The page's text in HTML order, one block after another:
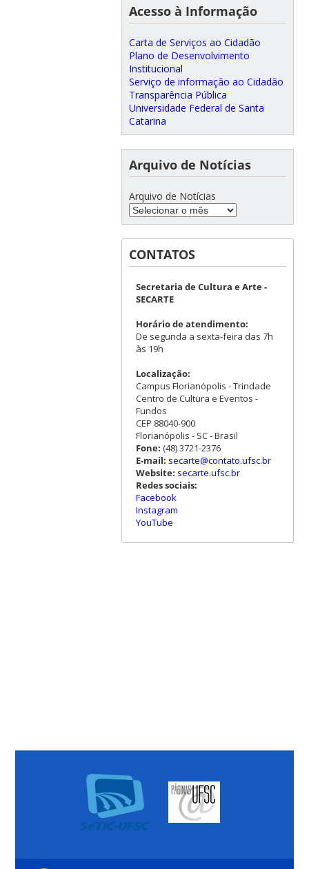
Acesso à Informação
Carta de Serviços ao Cidadão
Plano de Desenvolvimento
Institucional
Serviço de informação ao Cidadão
Transparência Pública
Universidade Federal de Santa
Catarina
Arquivo de Notícias
Arquivo de Notícias
CONTATOS
Secretaria de Cultura e Arte -
SECARTE
Horário de atendimento:
De segunda a sexta-feira das 7h
às 19h
Localização:
Campus Florianópolis - Trindade
Centro de Cultura e Eventos -
Fundos
CEP 88040-900
Florianópolis - SC - Brasil
Fone: (48) 3721-2376
E-mail: secarte@contato.ufsc.br
Website: secarte.ufsc.br
Redes sociais:
Facebook
Instagram
YouTube